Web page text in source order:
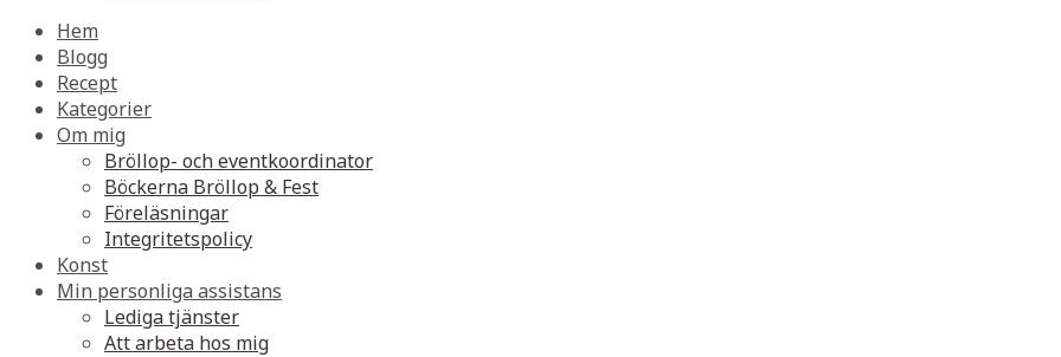
Hem
Blogg
Recept
Kategorier
Om mig
Bröllop- och eventkoordinator
Böckerna Bröllop & Fest
Föreläsningar
Integritetspolicy
Konst
Min personliga assistans
Lediga tjänster
Att arbeta hos mig